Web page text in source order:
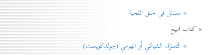
» مسائل في حلق اللحية
» كتاب البيع
» التسوّق الشبكي أو الهرمي (جولدكويست)